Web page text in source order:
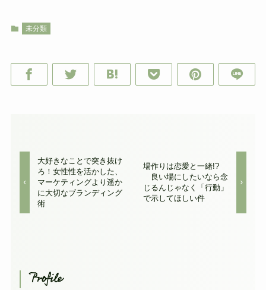
未分類
大好きなことで突き抜け
ろ！女性性を活かした、
マーケティングより遥か
に大切なブランディング
術
場作りは恋愛と一緒!?
良い場にしたいなら念
じるんじゃなく「行動」
で示してほしい件
Profile